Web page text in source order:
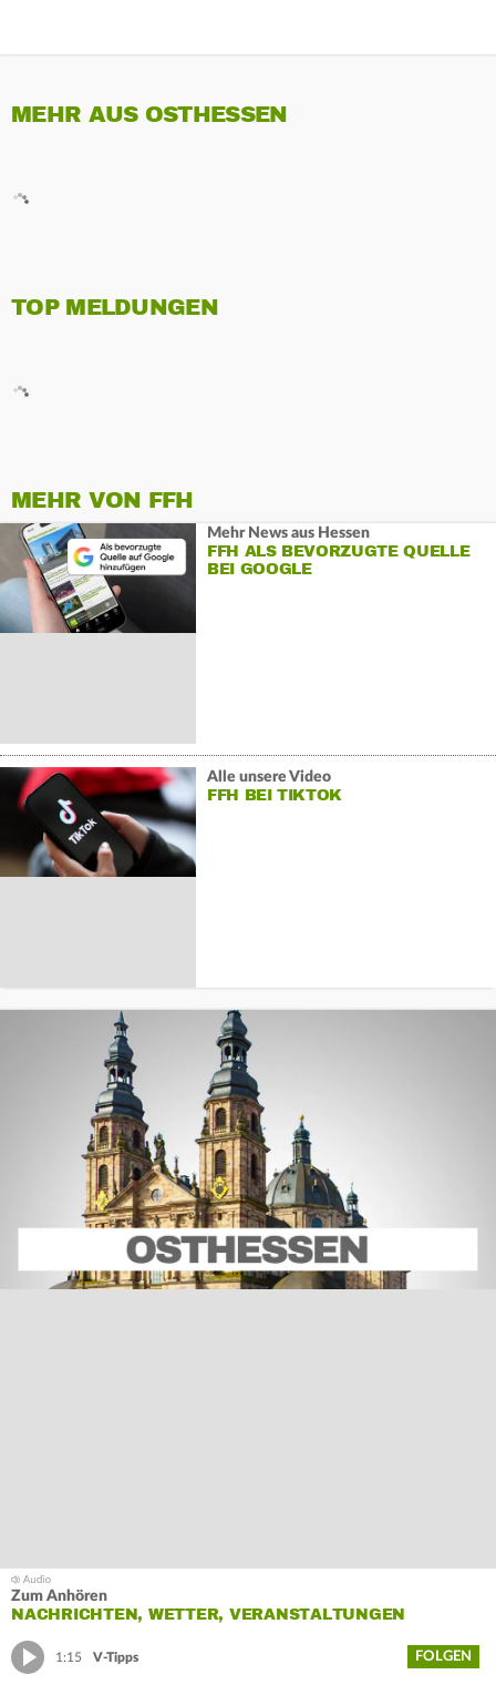
MEHR AUS OSTHESSEN
TOP MELDUNGEN
MEHR VON FFH
Mehr News aus Hessen
FFH ALS BEVORZUGTE QUELLE
BEI GOOGLE
Alle unsere Video
FFH BEI TIKTOK
Zum Anhören
NACHRICHTEN, WETTER, VERANSTALTUNGEN
1:15 V-Tipps FOLGEN